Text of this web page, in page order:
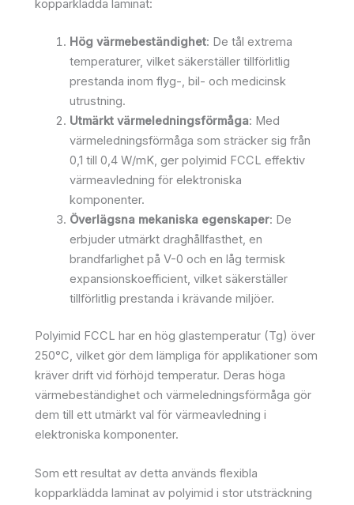
kopparklädda laminat:
Hög värmebeständighet: De tål extrema
temperaturer, vilket säkerställer tillförlitlig
prestanda inom flyg-, bil- och medicinsk
utrustning.
Utmärkt värmeledningsförmåga: Med
värmeledningsförmåga som sträcker sig från
0,1 till 0,4 W/mK, ger polyimid FCCL effektiv
värmeavledning för elektroniska
komponenter.
Överlägsna mekaniska egenskaper: De
erbjuder utmärkt draghållfasthet, en
brandfarlighet på V-0 och en låg termisk
expansionskoefficient, vilket säkerställer
tillförlitlig prestanda i krävande miljöer.
Polyimid FCCL har en hög glastemperatur (Tg) över
250°C, vilket gör dem lämpliga för applikationer som
kräver drift vid förhöjd temperatur. Deras höga
värmebeständighet och värmeledningsförmåga gör
dem till ett utmärkt val för värmeavledning i
elektroniska komponenter.
Som ett resultat av detta används flexibla
kopparklädda laminat av polyimid i stor utsträckning